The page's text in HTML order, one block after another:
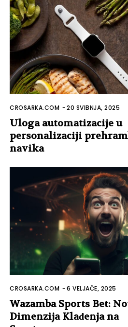
CROSARKA.COM -20 SVIBNJA, 2025
Uloga automatizacije u
personalizaciji
navika
CROSARKA.COM -6 VELJAČE, 2025
Wazamba Sports Bet:
Dimenzija Klađenja na